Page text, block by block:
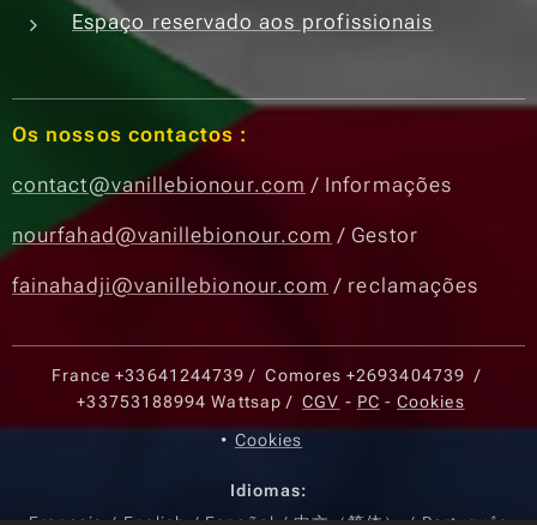
Espaço reservado aos profissionais
Os nossos contactos :
contact@vanillebionour.com / Informações
nourfahad@vanillebionour.com / Gestor
fainahadji@vanillebionour.com / reclamações
France+33641244739 / Comores+2693404739 /
+33753188994Wattsap / CGV - PC -Cookies
Cookies
Idiomas